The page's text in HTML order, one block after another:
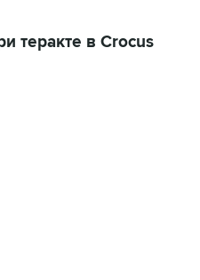
теракте в Crocus